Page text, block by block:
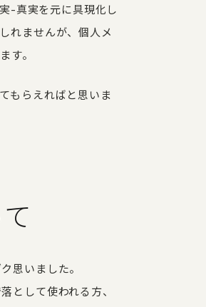
-真実を元に具現化し
れませんが、個人メ
す。
もらえればと思いま
思いました。
として使われる方、